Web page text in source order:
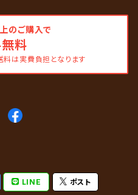
のご購入で
料
料は実費負担となります
LINE ポスト